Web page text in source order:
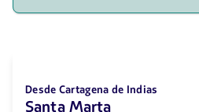
las
Desde Cartagena de Indias
Santa Marta